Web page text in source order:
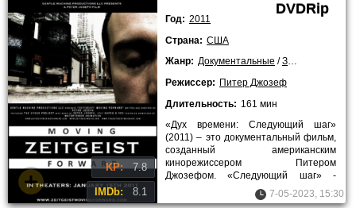
KP: 7.8
IMDb: 8.1
DVDRip
Год: 2011
Страна: США
Жанр: Документальные /Зарубежные
Режиссер: Питер Джозеф
Длительность: 161 мин
«Дух времени: Следующий шаг»
(2011) – это документальный фильм,
созданный американским
кинорежиссером Питером
Джозефом. «Следующий шаг» -
завершающая часть трилогии «Дух
времени». Если в
7-05-2023, 15:30